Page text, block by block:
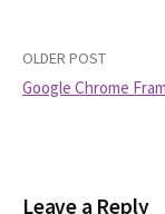
OLDER POST
Google Chrome
Leave a Reply